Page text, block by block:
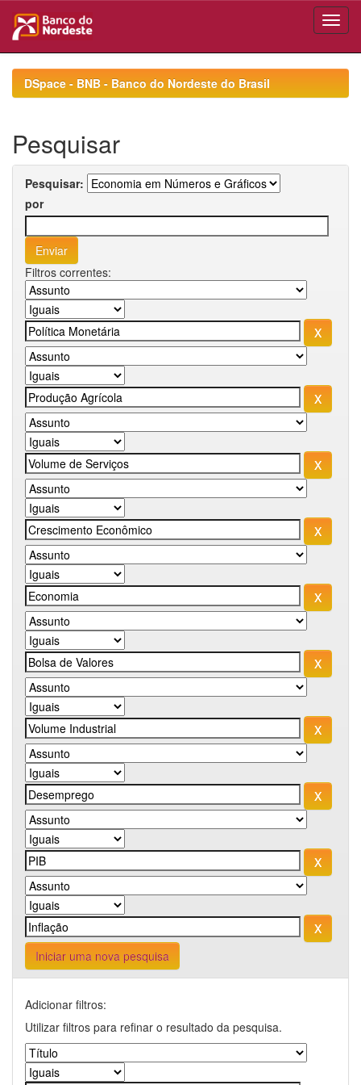
navigationDSpace - BNB - Banco do Nordeste do Brasil
Pesquisar
Pesquisar:
por
Filtros correntes:
Iniciar uma nova pesquisa
Adicionar filtros:
Utilizar filtros para refinar o resultado da pesquisa.